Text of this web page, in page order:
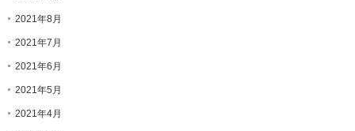
2021年8月
2021年7月
2021年6月
2021年5月
2021年4月